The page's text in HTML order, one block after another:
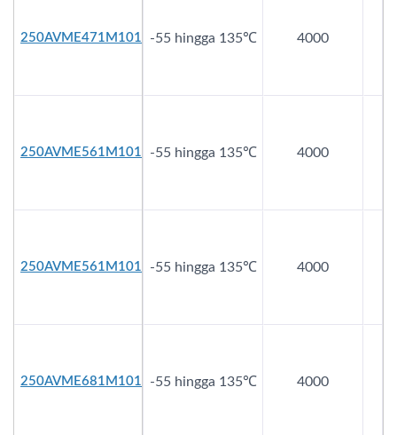
-55 hingga 135℃ 4000
-55 hingga 135℃ 4000
-55 hingga 135℃ 4000
-55 hingga 135℃ 4000
250AVME471M1012
250AVME561M1010
250AVME561M1016
250AVME681M1012